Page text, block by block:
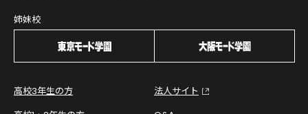
姉妹校
高校3年生の方
法人サイト